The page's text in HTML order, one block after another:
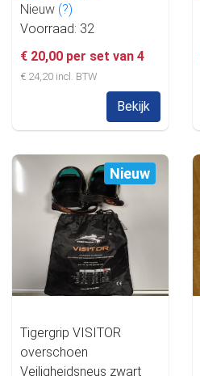
Nieuw (?)
Voorraad: 32
€ 20,00 per set van 4
€ 24,20 incl. BTW
Bekijk
Nieuw
Tigergrip VISITOR
overschoen
Veiligheidsneus zwart